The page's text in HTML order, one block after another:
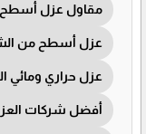
مقاول عزل
عزل أسطح من
عزل حراري ومائي
أفضل شركات